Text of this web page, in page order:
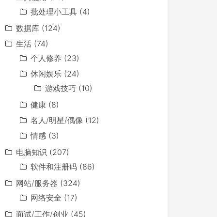
批处理小工具 (4)
数据库 (124)
生活 (74)
个人修养 (23)
休闲娱乐 (24)
游戏技巧 (10)
健康 (8)
名人/明星/偶像 (12)
情感 (3)
电脑知识 (207)
软件和注册码 (86)
网站/服务器 (324)
网络安全 (17)
面试/工作/创业 (45)